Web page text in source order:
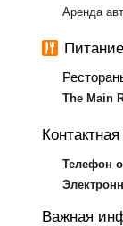
Аренда
The Main
Телефон
Важная